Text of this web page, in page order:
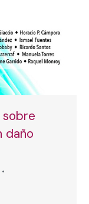
sobre
daño